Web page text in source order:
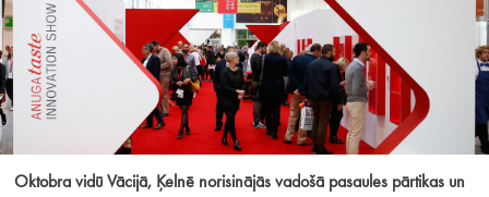
Oktobra vidū Vācijā, Ķelnē norisinājās vadošā pasaules pārtikas un